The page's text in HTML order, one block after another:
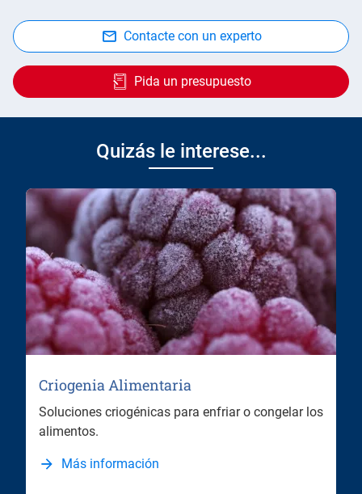
Contacte con un experto
Pida un presupuesto
Quizás le interese...
Criogenia Alimentaria
Soluciones criogénicas para enfriar o congelar los
alimentos.
Más información